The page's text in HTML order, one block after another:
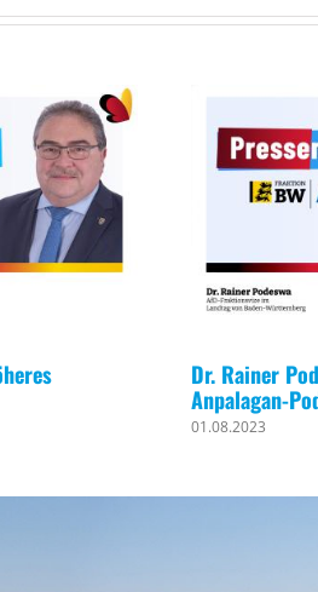
Dr. Rainer
Anpalagan-
01.08.2023